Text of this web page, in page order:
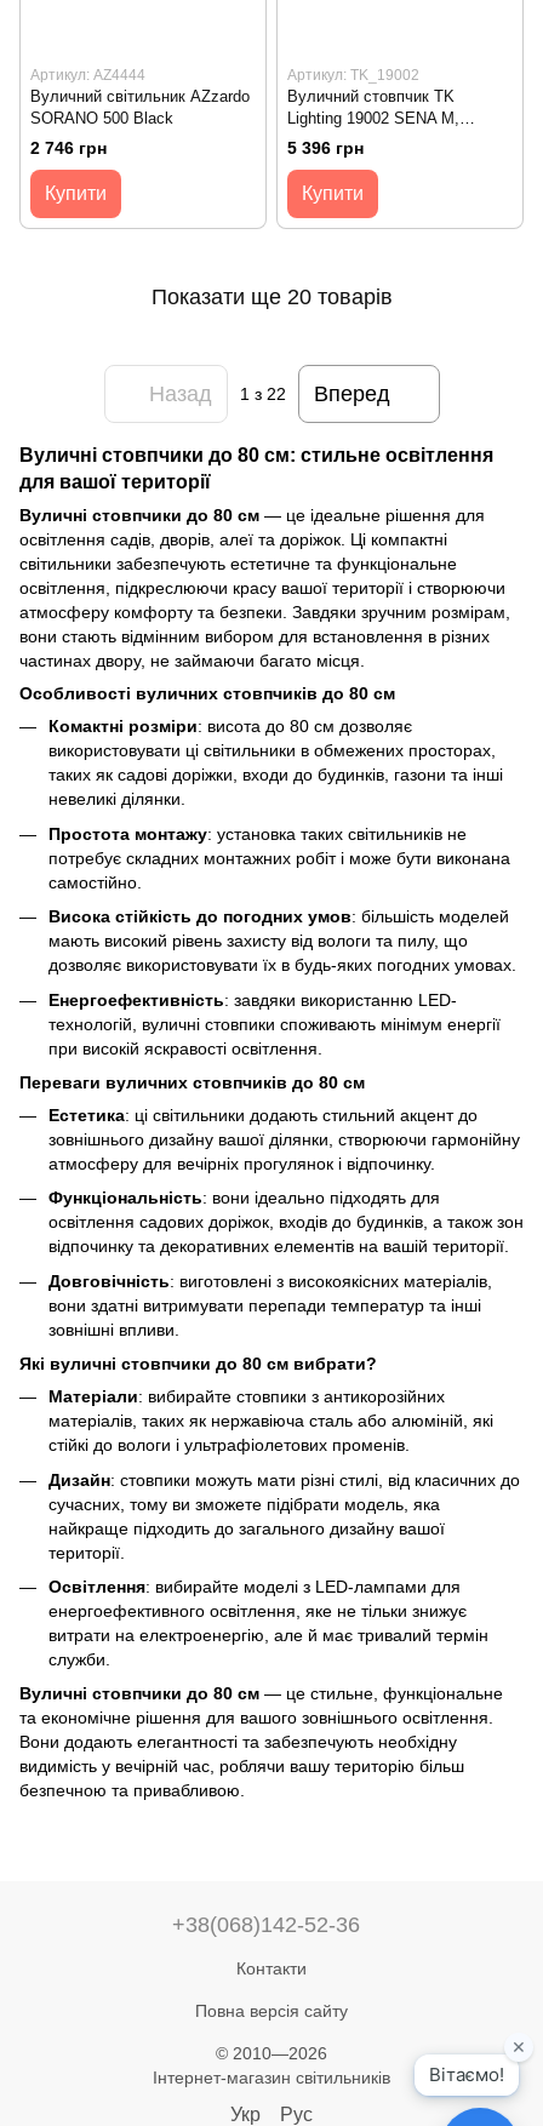
Артикул: AZ4444
Вуличний світильник AZzardo
SORANO 500 Black
2 746 грн
Купити
Артикул: TK_19002
Вуличний стовпчик TK
Lighting 19002 SENA M,
Graphite
5 396 грн
Купити
Показати ще 20 товарів
Назад 1з 22 Вперед
Вуличні стовпчики до 80 см: стильне освітлення
для вашої території
Вуличні стовпчики до 80 см — це ідеальне рішення для
освітлення садів, дворів, алеї та доріжок. Ці компактні
світильники забезпечують естетичне та функціональне
освітлення, підкреслюючи красу вашої території і створюючи
атмосферу комфорту та безпеки. Завдяки зручним розмірам,
вони стають відмінним вибором для встановлення в різних
частинах двору, не займаючи багато місця.
Особливості вуличних стовпчиків до 80 см
Комактні розміри: висота до 80 см дозволяє
використовувати ці світильники в обмежених просторах,
таких як садові доріжки, входи до будинків, газони та інші
невеликі ділянки.
Простота монтажу: установка таких світильників не
потребує складних монтажних робіт і може бути виконана
самостійно.
Висока стійкість до погодних умов: більшість моделей
мають високий рівень захисту від вологи та пилу, що
дозволяє використовувати їх в будь-яких погодних умовах.
Енергоефективність: завдяки використанню LED-
технологій, вуличні стовпики споживають мінімум енергії
при високій яскравості освітлення.
Переваги вуличних стовпчиків до 80 см
Естетика: ці світильники додають стильний акцент до
зовнішнього дизайну вашої ділянки, створюючи гармонійну
атмосферу для вечірніх прогулянок і відпочинку.
Функціональність: вони ідеально підходять для
освітлення садових доріжок, входів до будинків, а також зон
відпочинку та декоративних елементів на вашій території.
Довговічність: виготовлені з високоякісних матеріалів,
вони здатні витримувати перепади температур та інші
зовнішні впливи.
Які вуличні стовпчики до 80 см вибрати?
Матеріали: вибирайте стовпики з антикорозійних
матеріалів, таких як нержавіюча сталь або алюміній, які
стійкі до вологи і ультрафіолетових променів.
Дизайн: стовпики можуть мати різні стилі, від класичних до
сучасних, тому ви зможете підібрати модель, яка
найкраще підходить до загального дизайну вашої
території.
Освітлення: вибирайте моделі з LED-лампами для
енергоефективного освітлення, яке не тільки знижує
витрати на електроенергію, але й має тривалий термін
служби.
Вуличні стовпчики до 80 см — це стильне, функціональне
та економічне рішення для вашого зовнішнього освітлення.
Вони додають елегантності та забезпечують необхідну
видимість у вечірній час, роблячи вашу територію більш
безпечною та привабливою.
+38(068)142-52-36
Контакти
Повна версія сайту
© 2010—2026
Інтернет-магазин світильників
Укр Рус